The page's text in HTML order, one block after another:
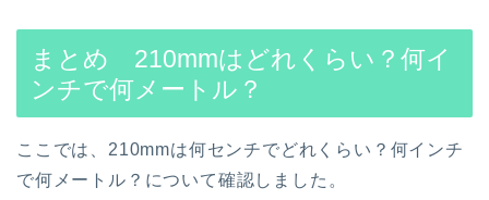
まとめ 210mmはどれくらい？何イ
ンチで何メートル？
ここでは、210mmは何センチでどれくらい？何インチ
で何メートル？について確認しました。